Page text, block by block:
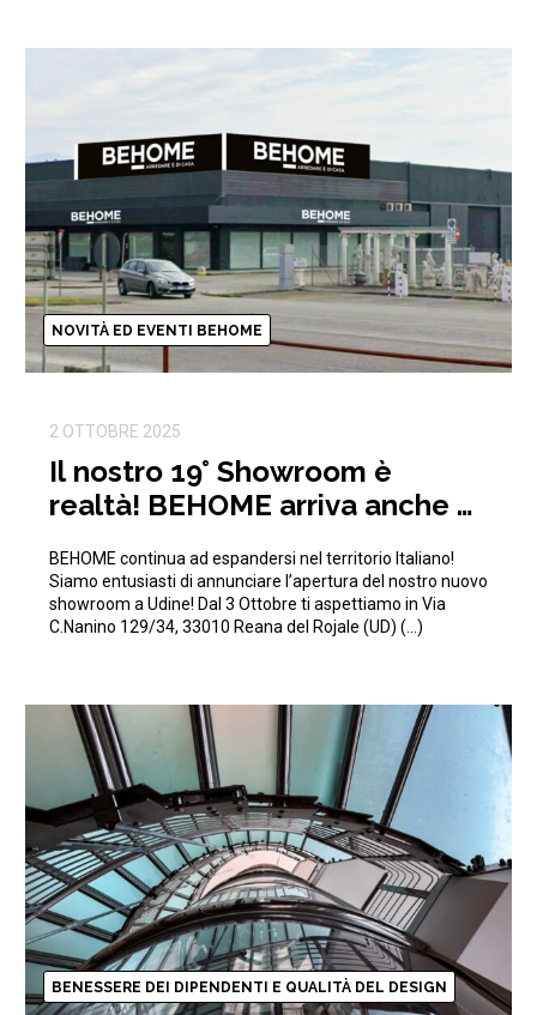
NOVITÀ ED EVENTI BEHOME
2 OTTOBRE 2025
Il nostro 19° Showroom è
realtà! BEHOME arriva anche a
BEHOME continua ad espandersi nel territorio Italiano!
Siamo entusiasti di annunciare l’apertura del nostro nuovo
showroom a Udine! Dal 3 Ottobre ti aspettiamo in Via
C.Nanino 129/34, 33010 Reana del Rojale (UD) (…)
BENESSERE DEI DIPENDENTI E QUALITÀ DEL DESIGN